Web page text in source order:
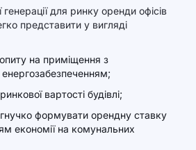
для ринку оренди офісів
представити у вигляді
на приміщення з
вартості будівлі;
формувати орендну ставку
економії на комунальних